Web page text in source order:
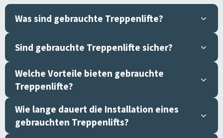
Was sind gebrauchte Treppenlifte?
Sind gebrauchte Treppenlifte sicher?
Welche Vorteile bieten gebrauchte
Treppenlifte?
Wie lange dauert die Installation eines
gebrauchten Treppenlifts?